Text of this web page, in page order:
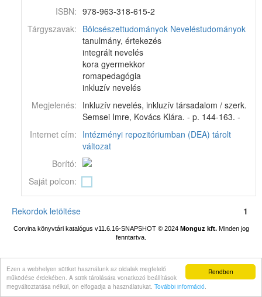
Rendben
Ezen a webhelyen sütiket használunk az oldalak megfelelő
működése érdekében. A sütik tárolására vonatkozó beállítások
megváltoztatása nélkül, ön elfogadja a használatukat. További információ.
ISBN: 978-963-318-615-2
Tárgyszavak: Bölcsészettudományok Neveléstudományok
tanulmány, értekezés
integrált nevelés
kora gyermekkor
romapedagógia
inkluzív nevelés
Megjelenés: Inkluzív nevelés, inkluzív társadalom / szerk.
Semsei Imre, Kovács Klára. - p. 144-163. -
Internet cím: Intézményi repozitóriumban (DEA) tárolt
változat
Borító:
Saját polcon:
Rekordok letöltése 1
Corvina könyvtári katalógus v11.6.16-SNAPSHOT© 2024 Monguz kft.Minden jog
fenntartva.